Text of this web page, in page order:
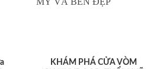
KHÁM PHÁ CỬA VÒM